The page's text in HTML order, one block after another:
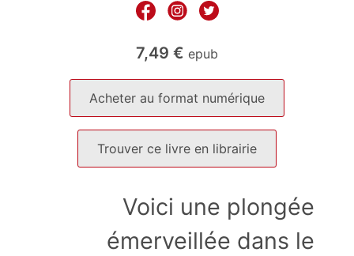
7,49 € epub
Acheter au format numérique
Trouver ce livre en librairie
Voici une plongée
émerveillée dans le